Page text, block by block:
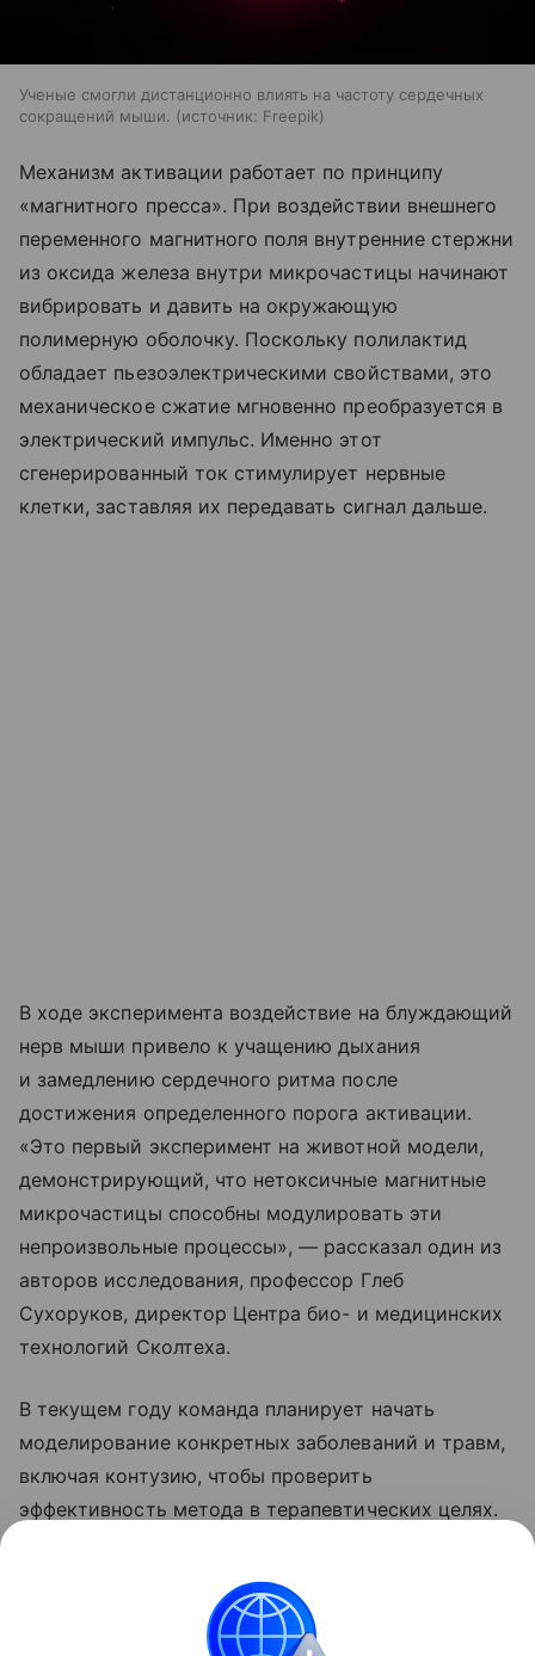
Ученые смогли дистанционно влиять на частоту сердечных
сокращений мыши.
источник: Freepik
Механизм активации работает по принципу
«магнитного пресса». При воздействии внешнего
переменного магнитного поля внутренние стержни
из оксида железа внутри микрочастицы начинают
вибрировать и давить на окружающую
полимерную оболочку. Поскольку полилактид
обладает пьезоэлектрическими свойствами, это
механическое сжатие мгновенно преобразуется в
электрический импульс. Именно этот
сгенерированный ток стимулирует нервные
клетки, заставляя их передавать сигнал дальше.
В ходе эксперимента воздействие на блуждающий
нерв мыши привело к учащению дыхания
и замедлению сердечного ритма после
достижения определенного порога активации.
«Это первый эксперимент на животной модели,
демонстрирующий, что нетоксичные магнитные
микрочастицы способны модулировать эти
непроизвольные процессы», — рассказал один из
авторов исследования, профессор Глеб
Сухоруков, директор Центра био- и медицинских
технологий Сколтеха.
В текущем году команда планирует начать
моделирование конкретных заболеваний и травм,
включая контузию, чтобы проверить
эффективность метода в терапевтических целях.
, поможет ли он людям.